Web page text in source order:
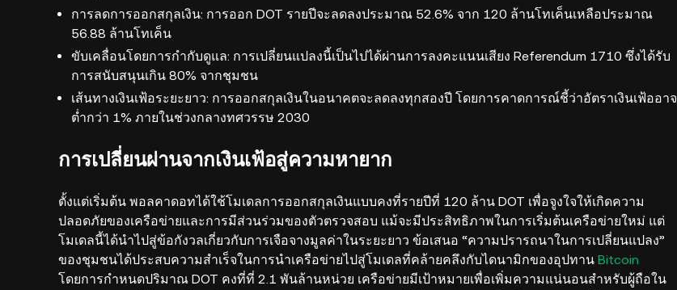
การลดการออกสกุลเงิน: การออก DOT รายปีจะลดลงประมาณ 52.6% จาก 120 ล้านโทเค็นเหลือประมาณ
56.88 ล้านโทเค็น
ขับเคลื่อนโดยการกำกับดูแล: การเปลี่ยนแปลงนี้เป็นไปได้ผ่านการลงคะแนนเสียง Referendum 1710 ซึ่งได้รับ
การสนับสนุนเกิน 80% จากชุมชน
เส้นทางเงินเฟ้อระยะยาว: การออกสกุลเงินในอนาคตจะลดลงทุกสองปี โดยการคาดการณ์ชี้ว่าอัตราเงินเฟ้ออาจ
ต่ำกว่า 1% ภายในช่วงกลางทศวรรษ 2030
การเปลี่ยนผ่านจากเงินเฟ้อสู่ความหายาก
ตั้งแต่เริ่มต้น พอลคาดอทได้ใช้โมเดลการออกสกุลเงินแบบคงที่รายปีที่ 120 ล้าน DOT เพื่อจูงใจให้เกิดความ
ปลอดภัยของเครือข่ายและการมีส่วนร่วมของตัวตรวจสอบ แม้จะมีประสิทธิภาพในการเริ่มต้นเครือข่ายใหม่ แต่
โมเดลนี้ได้นำไปสู่ข้อกังวลเกี่ยวกับการเจือจางมูลค่าในระยะยาว ข้อเสนอ “ความปรารถนาในการเปลี่ยนแปลง”
ของชุมชนได้ประสบความสำเร็จในการนำเครือข่ายไปสู่โมเดลที่คล้ายคลึงกับไดนามิกของอุปทาน Bitcoin
โดยการกำหนดปริมาณ DOT คงที่ที่ 2.1 พันล้านหน่วย เครือข่ายมีเป้าหมายเพื่อเพิ่มความแน่นอนสำหรับผู้ถือใน